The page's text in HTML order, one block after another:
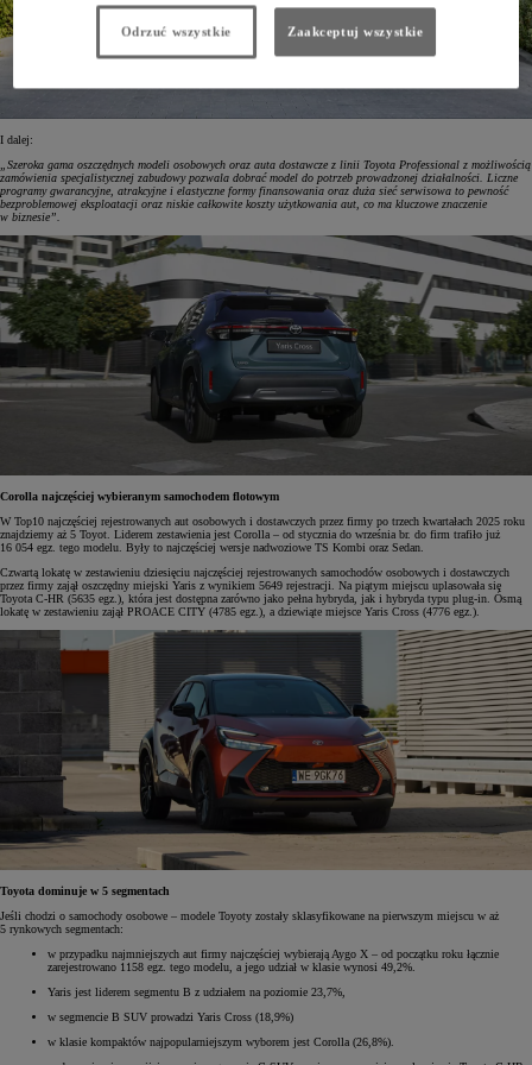
I dalej:
„Szeroka gama oszczędnych modeli osobowych oraz auta dostawcze z linii Toyota Professional z możliwością
zamówienia specjalistycznej zabudowy pozwala dobrać model do potrzeb prowadzonej działalności. Liczne
programy gwarancyjne, atrakcyjne i elastyczne formy finansowania oraz duża sieć serwisowa to pewność
bezproblemowej eksploatacji oraz niskie całkowite koszty użytkowania aut, co ma kluczowe znaczenie
w biznesie”.
Corolla najczęściej wybieranym samochodem flotowym
W Top10 najczęściej rejestrowanych aut osobowych i dostawczych przez firmy po trzech kwartałach 2025 roku
znajdziemy aż 5 Toyot. Liderem zestawienia jest Corolla – od stycznia do września br. do firm trafiło już
16 054 egz. tego modelu. Były to najczęściej wersje nadwoziowe TS Kombi oraz Sedan.
Czwartą lokatę w zestawieniu dziesięciu najczęściej rejestrowanych samochodów osobowych i dostawczych
przez firmy zajął oszczędny miejski Yaris z wynikiem 5649 rejestracji. Na piątym miejscu uplasowała się
Toyota C-HR (5635 egz.), która jest dostępna zarówno jako pełna hybryda, jak i hybryda typu plug-in. Ósmą
lokatę w zestawieniu zajął PROACE CITY (4785 egz.), a dziewiąte miejsce Yaris Cross (4776 egz.).
Toyota dominuje w 5 segmentach
Jeśli chodzi o samochody osobowe – modele Toyoty zostały sklasyfikowane na pierwszym miejscu w aż
5 rynkowych segmentach:
w przypadku najmniejszych aut firmy najczęściej wybierają Aygo X – od początku roku łącznie
zarejestrowano 1158 egz. tego modelu, a jego udział w klasie wynosi 49,2%.
Yaris jest liderem segmentu B z udziałem na poziomie 23,7%,
w segmencie B SUV prowadzi Yaris Cross (18,9%)
w klasie kompaktów najpopularniejszym wyborem jest Corolla (26,8%).
Odrzuć wszystkie Zaakceptuj wszystkie